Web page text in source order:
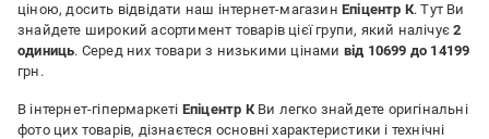
ціною, досить відвідати наш інтернет-магазин Епіцентр К. Тут Ви
знайдете широкий асортимент товарів цієї групи, який налічує2
одиниць. Серед них товари з низькими цінами від 10699 до 14199
грн.
В інтернет-гіпермаркеті Епіцентр КВи легко знайдете оригінальні
фото цих товарів, дізнаєтеся основні характеристики і технічні